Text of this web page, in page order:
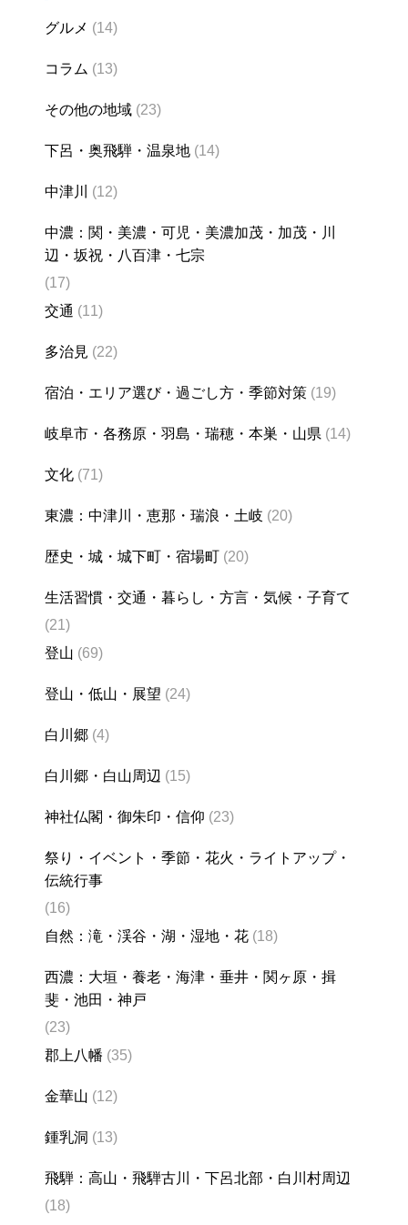
グルメ (14)
コラム (13)
その他の地域 (23)
下呂・奥飛騨・温泉地 (14)
中津川 (12)
中濃：関・美濃・可児・美濃加茂・加茂・川
辺・坂祝・八百津・七宗
(17)
交通 (11)
多治見 (22)
宿泊・エリア選び・過ごし方・季節対策 (19)
岐阜市・各務原・羽島・瑞穂・本巣・山県 (14)
文化 (71)
東濃：中津川・恵那・瑞浪・土岐 (20)
歴史・城・城下町・宿場町 (20)
生活習慣・交通・暮らし・方言・気候・子育て
(21)
登山 (69)
登山・低山・展望 (24)
白川郷 (4)
白川郷・白山周辺 (15)
神社仏閣・御朱印・信仰 (23)
祭り・イベント・季節・花火・ライトアップ・
伝統行事
(16)
自然：滝・渓谷・湖・湿地・花 (18)
西濃：大垣・養老・海津・垂井・関ヶ原・揖
斐・池田・神戸
(23)
郡上八幡 (35)
金華山 (12)
鍾乳洞 (13)
飛騨：高山・飛騨古川・下呂北部・白川村周辺
(18)